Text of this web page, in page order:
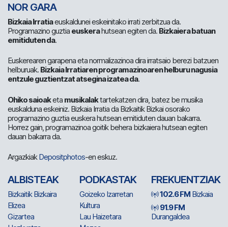
NOR GARA
Bizkaia Irratiaeuskaldunei eskeinitako irrati zerbitzua da.
Programazino guztia euskerahutsean egiten da. Bizkaiera batuan
emitiduten da.
Euskerearen garapena eta normalizazinoa dira irratsaio berezi batzuen
helburuak. Bizkaia Irratiaren programazinoaren helburu nagusia
entzule guztientzat atsegina izatea da.
Ohiko saioaketa musikalaktartekatzen dira, batez be musika
euskalduna eskeiniz. Bizkaia Irratia da Bizkaitik Bizkai osorako
programazino guztia euskera hutsean emitiduten dauan bakarra.
Horrez gain, programazinoa goitik behera bizkaiera hutsean egiten
dauan bakarra da.
ArgazkiakDepositphotos-en eskuz.
ALBISTEAK
Bizkaitik Bizkaira
Elizea
Gizartea
PODKASTAK
Goizeko Izarretan
Kultura
Lau Haizetara
FREKUENTZIAK
102.6 FM Bizkaia
91.9 FM
Durangaldea